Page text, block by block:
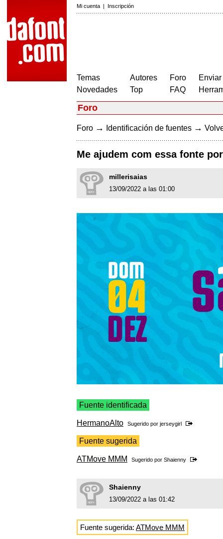
Mi cuenta | Inscripción
Temas
Novedades
Autores
Top
Foro
FAQ
Foro
Foro → Identificación de fuentes →
Me ajudem com essa fonte
millerisaias
13/09/2022 a las 01:00
Fuente identificada
HermanoAlto Sugerido por jerseygirl
Fuente sugerida
ATMove MMM Sugerido por Shaienny
Shaienny
13/09/2022 a las 01:42
Fuente sugerida: ATMove MMM